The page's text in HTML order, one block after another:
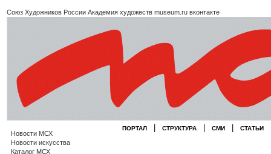
Союз Художников России Академия художеств museum.ru вконтакте
Новости МСХ
Новости искусства
Каталог МСХ
ПОРТАЛ СТРУКТУРА СМИ СТАТЬИ